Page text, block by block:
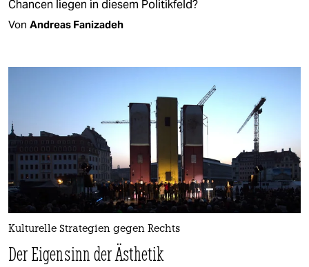
Chancen liegen in diesem Politikfeld?
Von Andreas Fanizadeh
Kulturelle Strategien gegen Rechts
Der Eigensinn der Ästhetik